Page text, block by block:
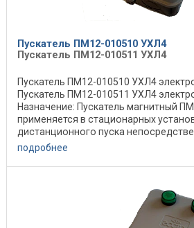
Пускатель ПМ12-010510 УХЛ4
Пускатель ПМ12-010511 УХЛ4
Пускатель ПМ12-010510 УХЛ4
Пускатель ПМ12-010511 УХЛ4
Назначение: Пускатель магнитный
применяется в стационарных
дистанционного пуска
к сети, ...
подробнее